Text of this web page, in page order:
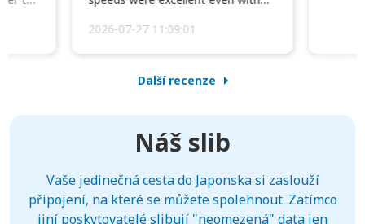
2026-07-27 11:09:01
Další recenze
Náš slib
Vaše jedinečná cesta do Japonska si zaslouží
připojení, na které se můžete spolehnout. Zatímco
jiní poskytovatelé slibují "neomezená" data jen